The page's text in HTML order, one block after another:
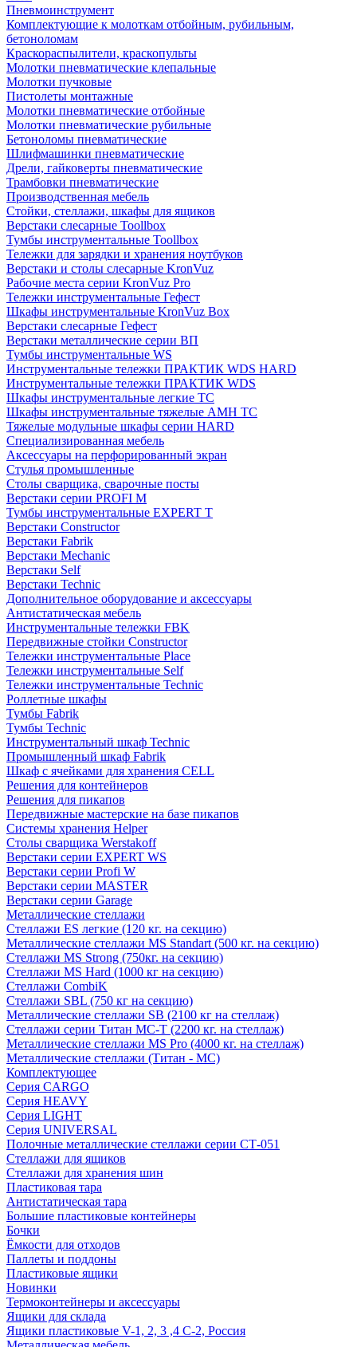
Пневмоинструмент
Комплектующие к молоткам отбойным, рубильным,
бетоноломам
Краскораспылители, краскопульты
Молотки пневматические клепальные
Молотки пучковые
Пистолеты монтажные
Молотки пневматические отбойные
Молотки пневматические рубильные
Бетоноломы пневматические
Шлифмашинки пневматические
Дрели, гайковерты пневматические
Трамбовки пневматические
Производственная мебель
Стойки, стеллажи, шкафы для ящиков
Верстаки слесарные Toollbox
Тумбы инструментальные Toollbox
Тележки для зарядки и хранения ноутбуков
Верстаки и столы слесарные KronVuz
Рабочие места серии KronVuz Pro
Тележки инструментальные Гефест
Шкафы инструментальные KronVuz Box
Верстаки слесарные Гефест
Верстаки металлические серии ВП
Тумбы инструментальные WS
Инструментальные тележки ПРАКТИК WDS HARD
Инструментальные тележки ПРАКТИК WDS
Шкафы инструментальные легкие ТС
Шкафы инструментальные тяжелые AMH TC
Тяжелые модульные шкафы серии HARD
Cпециализированная мебель
Аксессуары на перфорированный экран
Стулья промышленные
Столы сварщика, сварочные посты
Верстаки серии PROFI M
Тумбы инструментальные EXPERT T
Верстаки Constructor
Верстаки Fabrik
Верстаки Mechanic
Верстаки Self
Верстаки Technic
Дополнительное оборудование и аксессуары
Антистатическая мебель
Инструментальные тележки FBK
Передвижные стойки Constructor
Тележки инструментальные Place
Тележки инструментальные Self
Тележки инструментальные Technic
Роллетные шкафы
Тумбы Fabrik
Тумбы Technic
Инструментальный шкаф Technic
Промышленный шкаф Fabrik
Шкаф с ячейками для хранения CELL
Решения для контейнеров
Решения для пикапов
Передвижные мастерские на базе пикапов
Системы хранения Helper
Столы сварщика Werstakoff
Верстаки серии EXPERT WS
Верстаки серии Profi W
Верстаки серии MASTER
Верстаки серии Garage
Металлические стеллажи
Стеллажи ES легкие (120 кг. на секцию)
Металлические стеллажи MS Standart (500 кг. на секцию)
Стеллажи MS Strong (750кг. на секцию)
Стеллажи MS Hard (1000 кг на секцию)
Стеллажи CombiK
Стеллажи SBL (750 кг на секцию)
Металлические стеллажи SB (2100 кг на стеллаж)
Стеллажи серии Титан МС-Т (2200 кг. на стеллаж)
Металлические стеллажи MS Pro (4000 кг. на стеллаж)
Металлические стеллажи (Титан - МС)
Комплектующее
Серия CARGO
Серия HEAVY
Серия LIGHT
Серия UNIVERSAL
Полочные металлические стеллажи серии СТ-051
Стеллажи для ящиков
Стеллажи для хранения шин
Пластиковая тара
Антистатическая тара
Большие пластиковые контейнеры
Бочки
Ёмкости для отходов
Паллеты и поддоны
Пластиковые ящики
Новинки
Термоконтейнеры и аксессуары
Ящики для склада
Ящики пластиковые V-1, 2, 3 ,4 С-2, Россия